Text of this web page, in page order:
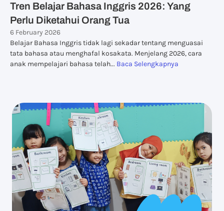
Tren Belajar Bahasa Inggris 2026: Yang
Perlu Diketahui Orang Tua
6 February 2026
Belajar Bahasa Inggris tidak lagi sekadar tentang menguasai
tata bahasa atau menghafal kosakata. Menjelang 2026, cara
anak mempelajari bahasa telah... Baca Selengkapnya